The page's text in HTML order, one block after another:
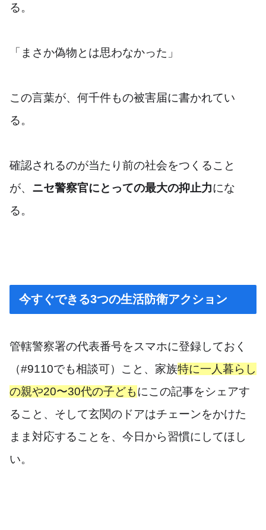
る。
「まさか偽物とは思わなかった」
この言葉が、何千件もの被害届に書かれてい
る。
確認されるのが当たり前の社会をつくること
が、 ニセ警察官にとっての最大の抑止力にな
る。
今すぐできる3つの生活防衛アクション
管轄警察署の代表番号をスマホに登録しておく
（#9110でも相談可）こと、家族特に一人暮らし
の親や20〜30代の子どもにこの記事をシェアす
ること、そして玄関のドアはチェーンをかけた
まま対応することを、今日から習慣にしてほし
い。